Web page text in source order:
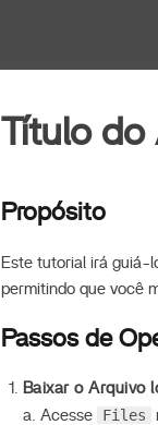
Título do
Propósito
Este tutorial irá guiá-
permitindo que você
Passos de
Baixar o Arquivo
a. Acesse
Files